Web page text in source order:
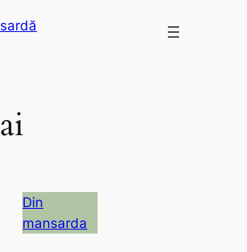
ai
Din
mansarda